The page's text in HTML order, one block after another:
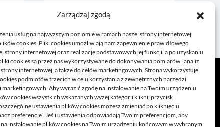
Zarządzaj zgodą
usług na najwyższym poziomie w ramach naszej strony internetowej
cookies. Pliki cookies umożliwiają nam zapewnienie prawidłowego
strony internetowej oraz realizację podstawowych jej funkcji, a po uzyskaniu
cookies są przez nas wykorzystywane do dokonywania pomiarów i analiz
strony internetowej, a także do celów marketingowych. Strona wykorzystuje
podmiotów trzecich w celu korzystania z zewnętrznych narzędzi
marketingowych. Aby wyrazić zgodę na instalowanie na Twoim urządzeniu
cookies wszystkich wskazanych wyżej kategorii kliknij przycisk
ustawienia plików cookies możesz zmieniać po kliknięciu
preferencje”. Jeśli ustawienia odpowiadają Twoim preferencjom, aby
instalowanie plików cookies na Twoim urządzeniu końcowym w wybranym
21/06/2026